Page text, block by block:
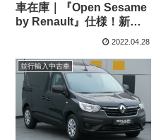
車在庫｜『Open Sesame
by Renault』仕様！新型
ルノー カングー ・バン ラ
6MT 左ハンドル
2022.04.28
並行輸入中古車